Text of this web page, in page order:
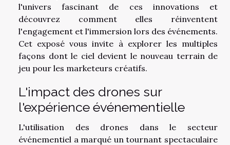
l'univers fascinant de ces innovations et
découvrez comment elles réinventent
l'engagement et l'immersion lors des événements.
Cet exposé vous invite à explorer les multiples
façons dont le ciel devient le nouveau terrain de
jeu pour les marketeurs créatifs.
L'impact des drones sur
l'expérience événementielle
L'utilisation des drones dans le secteur
événementiel a marqué un tournant spectaculaire